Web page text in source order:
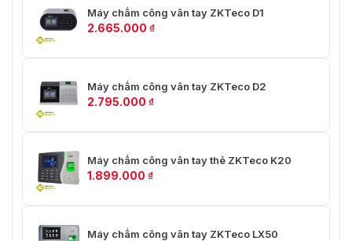
Máy chấm công vân tay ZKTeco D1
2.665.000 ₫
Máy chấm công vân tay ZKTeco D2
2.795.000 ₫
Máy chấm công vân tay thẻ ZKTeco K20
1.899.000 ₫
Máy chấm công vân tay ZKTeco LX50